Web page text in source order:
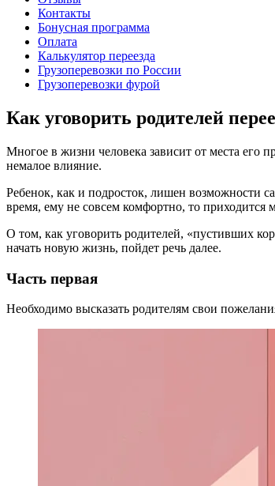
Контакты
Бонусная программа
Оплата
Калькулятор переезда
Грузоперевозки по России
Грузоперевозки фурой
Как уговорить родителей
Многое в жизни человека зависит от места его
немалое влияние.
Ребенок, как и подросток, лишен возможности
время, ему не совсем комфортно, то приходится
О том, как уговорить родителей, «пустивших
начать новую жизнь, пойдет речь далее.
Часть первая
Необходимо высказать родителям свои